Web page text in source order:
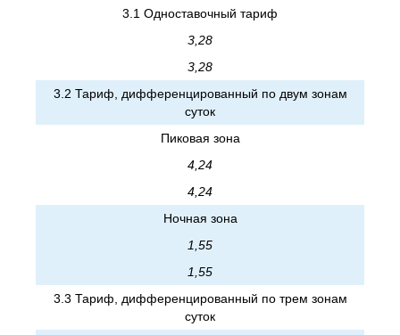
3.1 Одноставочный тариф
3,28
3,28
3.2 Тариф, дифференцированный по двум зонам
суток
Пиковая зона
4,24
4,24
Ночная зона
1,55
1,55
3.3 Тариф, дифференцированный по трем зонам
суток